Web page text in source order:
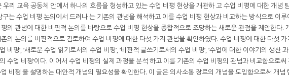
우리 교육 공동체 안에서 하나의 흐름을 형성하고 있는 수업 비평 현상을 개관하 고 수업 비평에 대한 개념
구는 수업 비평 논의에서 드러나 는 기존의 관념을 해석하고 이를 수업 비평 현상과 비교하는 방식으로 이
의 관념에 대한 비판적 논의를 바탕으로 수업 비평 현상을 종합적으로 조망하는 새로운 관점을 제안한다.
의 논의를 비판적으로 검토하여 수업 비평에 대한 다섯 가지 관념을 확인하였다. 수업 비평에 대한 다섯 가
비평’, ‘새로운 수업 읽기로서의 수업 비평’, ‘비판적 글쓰기로서의 수업 비평’, ‘수업에 대한 이야기의 생산
수업 비평’이다. 이어서 수업 비평의 실제 과정을 분석 하고 이를 기존의 수업 비평의 관념과 비교함으로써
비평 을 설명하는 대안적 개념의 필요성을 확인한다. 이 글은 의사소통 장르의 개념을 도입함으로써 개념